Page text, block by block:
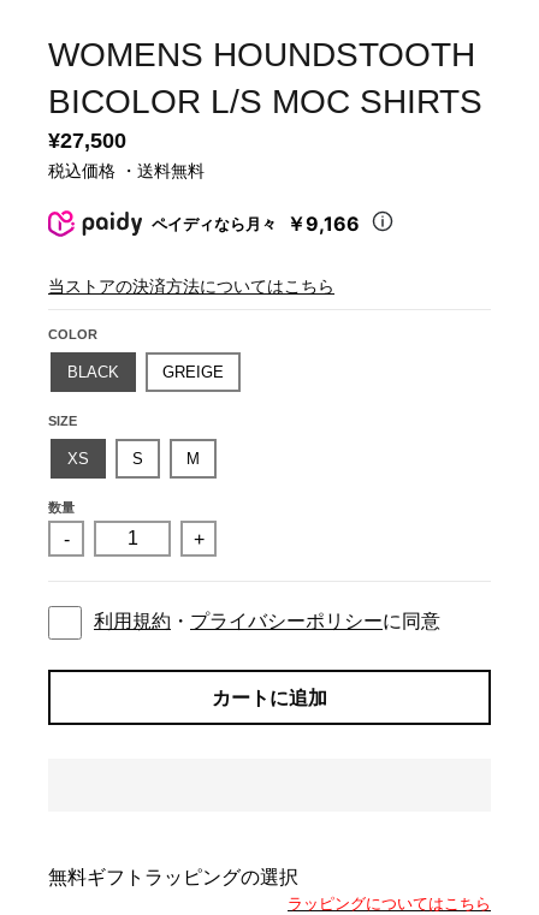
WOMENS HOUNDSTOOTH
BICOLOR L/S MOC SHIRTS
¥27,500
税込価格 ・送料無料
ペイディなら月々 ￥9,166
当ストアの決済方法についてはこちら
COLOR
BLACK GREIGE
SIZE
XS S M
数量
- +
利用規約 ・ プライバシーポリシーに同意
カートに追加
無料ギフトラッピングの選択
ラッピングについてはこちら